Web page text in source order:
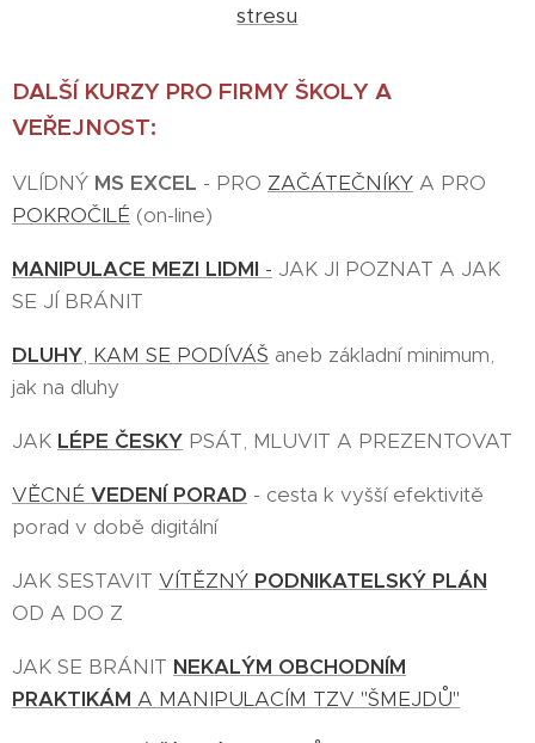
stresu
DALŠÍ KURZY PRO FIRMY ŠKOLY A
VEŘEJNOST:
VLÍDNÝ MS EXCEL - PRO ZAČÁTEČNÍKY A PRO
POKROČILÉ (on-line)
MANIPULACE MEZI LIDMI - JAK JI POZNAT A JAK
SE JÍ BRÁNIT
DLUHY, KAM SE PODÍVÁŠ aneb základní minimum,
jak na dluhy
JAK LÉPE ČESKY PSÁT, MLUVIT A PREZENTOVAT
VĚCNÉ VEDENÍ PORAD - cesta k vyšší efektivitě
porad v době digitální
JAK SESTAVIT VÍTĚZNÝ PODNIKATELSKÝ PLÁN
OD A DO Z
JAK SE BRÁNIT NEKALÝM OBCHODNÍM
PRAKTIKÁM A MANIPULACÍM TZV "ŠMEJDŮ"